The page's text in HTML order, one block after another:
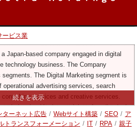
ービス業
Japan-based company engaged in digital
technology business. The Company
The Digital Marketing segment is
operational advertising services, search
services and creative services.
is involved in the provision of application’s
operation services. The Solution segment is
of games, tool applications, and other
ターネット広告 / Webサイト構築 / SEO / ア
トランスフォーメーション / IT / RPA / 親子